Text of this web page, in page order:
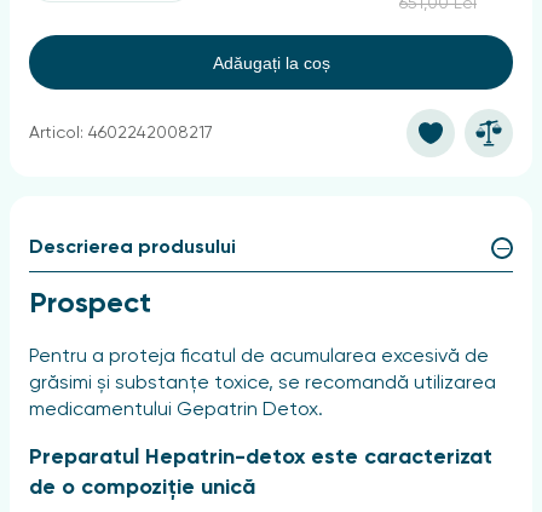
651,00 Lei
Adăugați la coș
Articol: 4602242008217
Descrierea produsului
Prospect
Pentru a proteja ficatul de acumularea excesivă de
grăsimi și substanțe toxice, se recomandă utilizarea
medicamentului Gepatrin Detox.
Preparatul Hepatrin-detox este caracterizat
de o compoziție unică